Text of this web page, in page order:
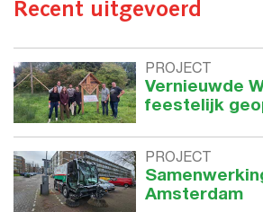
Recent uitgevoerd
PROJECT
Vernieuwde
feestelijk
PROJECT
Amsterdam